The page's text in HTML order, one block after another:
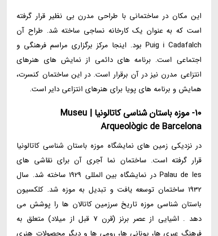
این مکان در ساختمانی با طراحی مدرن بی نظیر قرار گرفته
است که به عنوان یک کارخانه نساجی ساخته شد. طراح آن
Puig i Cadafalch بود. اینجا مرکز برگزاری مراسم فرهنگی و
اجتماعی است. برنامه های دائمی از نمایش های هنرهای
انتزاعی مدرن نیز در آن برقرار است. در این ساختمان کنسرت،
همایش و برنامه های پویا برای هنرهای انتزاعی دایر است.
10- موزه باستان شناسی کاتالونیا | Museu
Arqueològic de Barcelona
در نزدیکی زمین های نمایشگاه موزه باستان شناسی کاتالونیا
قرار گرفته است. ساختمان نما آجری آن برای نقاشی های
Palau de les در نمایشگاه بین المللی 1929 ساخته شد. سال
1932 ساختمان توسعه یافت و تبدیل به موزه شد. کلکسیون
باستان شناسی موزه تاریخ سرزمین کاتالان ها را پوشش می
دهد . اشیایی از عصر برنز (قرن 7 قبل از میلاد) متعلق به
فرهنگ عبری ها، یونانی ها، رومی ها و دیگر محصولات هنری